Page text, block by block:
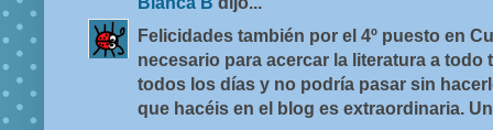
Felicidades también por el 4º puesto en
necesario para acercar la literatura a todo
todos los días y no podría pasar sin
que hacéis en el blog es extraordinaria.